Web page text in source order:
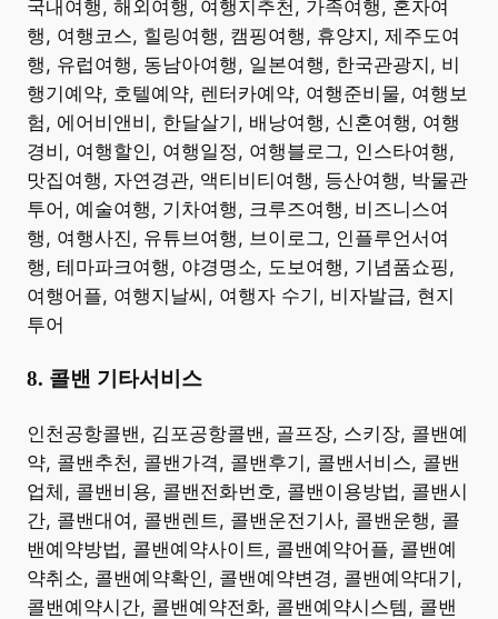
​국내여행, 해외여행, 여행지추천, 가족여행, 혼자여
행, 여행코스, 힐링여행, 캠핑여행, 휴양지, 제주도여
행, 유럽여행, 동남아여행, 일본여행, 한국관광지, 비
행기예약, 호텔예약, 렌터카예약, 여행준비물, 여행보
험, 에어비앤비, 한달살기, 배낭여행, 신혼여행, 여행
경비, 여행할인, 여행일정, 여행블로그, 인스타여행,
맛집여행, 자연경관, 액티비티여행, 등산여행, 박물관
투어, 예술여행, 기차여행, 크루즈여행, 비즈니스여
행, 여행사진, 유튜브여행, 브이로그, 인플루언서여
행, 테마파크여행, 야경명소, 도보여행, 기념품쇼핑,
여행어플, 여행지날씨, 여행자 수기, 비자발급, 현지
투어 ​
8. 콜밴 기타서비스
​인천공항콜밴, 김포공항콜밴, 골프장, 스키장, 콜밴예
약, 콜밴추천, 콜밴가격, 콜밴후기, 콜밴서비스, 콜밴
업체, 콜밴비용, 콜밴전화번호, 콜밴이용방법, 콜밴시
간, 콜밴대여, 콜밴렌트, 콜밴운전기사, 콜밴운행, 콜
밴예약방법, 콜밴예약사이트, 콜밴예약어플, 콜밴예
약취소, 콜밴예약확인, 콜밴예약변경, 콜밴예약대기,
콜밴예약시간, 콜밴예약전화, 콜밴예약시스템, 콜밴